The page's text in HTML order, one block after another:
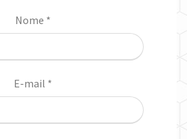
Nome *
E-mail *